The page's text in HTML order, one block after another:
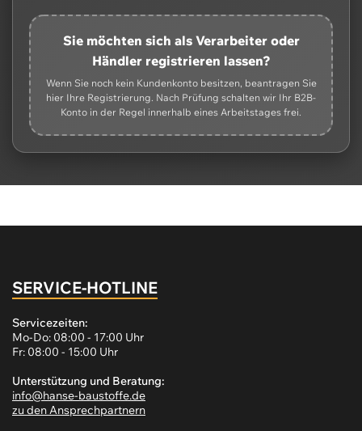
Sie möchten sich als Verarbeiter oder
Händler registrieren lassen?
Wenn Sie noch kein Kundenkonto besitzen, beantragen Sie
hier Ihre Registrierung. Nach Prüfung schalten wir Ihr B2B-
Konto in der Regel innerhalb eines Arbeitstages frei.
SERVICE-HOTLINE
Servicezeiten:
Mo-Do: 08:00 - 17:00 Uhr
Fr: 08:00 - 15:00 Uhr
Unterstützung und Beratung:
info@hanse-baustoffe.de
zu den Ansprechpartnern